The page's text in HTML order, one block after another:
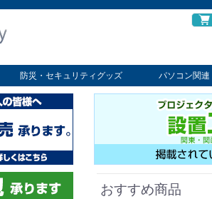
防災・セキュリティグッズ
セキュリティグッズ
防災グッズ
パソコン関連
パソコン
タブレット
PCパーツ
コンソール
ケーブル
切替器・延長器
伝送器
コンバータ
その他
おすすめ商品